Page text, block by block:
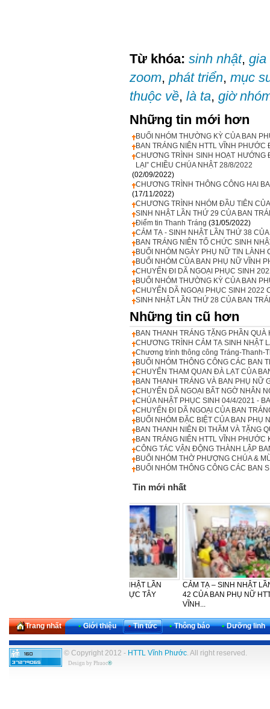
Từ khóa: sinh nhật, gia
zoom, phát triển, mục
thuộc về, là ta, giờ
Những tin mới hơn
BUỔI NHÓM THƯỜNG KỲ CỦA BAN
BAN TRÁNG NIÊN HTTL VĨNH
CHƯƠNG TRÌNH SINH HOẠT
LẠI” CHIỀU CHÚA NHẬT 28/8/2022
(02/09/2022)
CHƯƠNG TRÌNH THÔNG CÔNG HAI
(17/11/2022)
CHƯƠNG TRÌNH NHÓM ĐẦU TIÊN
SINH NHẬT LẦN THỨ 29 CỦA BAN
Điểm tin Thanh Tráng (31/05/2022)
CẢM TẠ - SINH NHẬT LẦN THỨ 38
BAN TRÁNG NIÊN TỔ CHỨC SINH
BUỔI NHÓM NGÀY PHỤ NỮ TIN
BUỔI NHÓM CỦA BAN PHỤ NỮ VĨNH
CHUYẾN ĐI DÃ NGOẠI PHỤC SINH
BUỔI NHÓM THƯỜNG KỲ CỦA BAN
CHUYẾN DÃ NGOẠI PHỤC SINH 2022
SINH NHẬT LẦN THỨ 28 CỦA BAN
Những tin cũ hơn
BAN THANH TRÁNG TẶNG PHẦN QUÀ
CHƯƠNG TRÌNH CẢM TẠ SINH NHẬT
Chương trình thông công Tráng-Thanh-
BUỔI NHÓM THÔNG CÔNG CÁC BAN
CHUYẾN THAM QUAN ĐÀ LẠT CỦA
BAN THANH TRÁNG VÀ BAN PHỤ NỮ
CHUYẾN DÃ NGOẠI BẤT NGỜ NHÂN
CHÚA NHẬT PHỤC SINH 04/4/2021 -
CHUYẾN ĐI DÃ NGOẠI CỦA BAN
BUỔI NHÓM ĐẶC BIỆT CỦA BAN PHỤ
BAN THANH NIÊN ĐI THĂM VÀ TẶNG
BAN TRÁNG NIÊN HTTL VĨNH
CÔNG TÁC VẬN ĐỘNG THÀNH LẬP
BUỔI NHÓM THỜ PHƯỢNG CHÚA &
BUỔI NHÓM THÔNG CÔNG CÁC BAN
Tin mới nhất
CẢM TẠ – SINH NHẬT LẦN THỨ
42 CỦA BAN PHỤ NỮ HTTL
Trang nhất • Giới thiệu • Tin tức • Thông báo • Dưỡng linh
© Copyright 2012 - HTTL Vĩnh Phước. All right reserved.
Design by Phuoc®